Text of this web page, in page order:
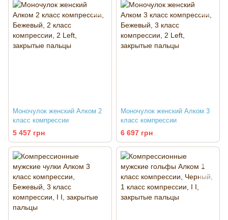
Моночулок женский Алком 2
класс компрессии
5 457 грн
Моночулок женский Алком 3
класс компрессии
6 697 грн